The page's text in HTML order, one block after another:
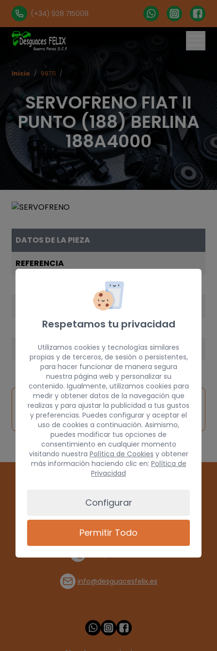
(+34) 928 715008
SERVOFRENO FIAT II
PUNTO (188) BERLINA
188A4000
Inicio / 99711 /
DATOS DE LA PIEZA
REFERENCIA
Inspeccionar
vehículo de
origen
Solicitar
pieza
Consultar
por
info@desguacesfelix.es
Respetamos tu privacidad
Utilizamos cookies y tecnologías similares
propias y de terceros, de sesión o persistentes,
para hacer funcionar de manera segura
nuestra página web y personalizar su
contenido. Igualmente, utilizamos cookies para
medir y obtener datos de la navegación que
realizas y para ajustar la publicidad a tus gustos
y preferencias. Puedes configurar y aceptar el
uso de cookies a continuación. Asimismo,
puedes modificar tus opciones de
consentimiento en cualquier momento
visitando nuestra Política de Cookies y obtener
más información haciendo clic en: Política de
Privacidad
Configurar
Permitir Todo